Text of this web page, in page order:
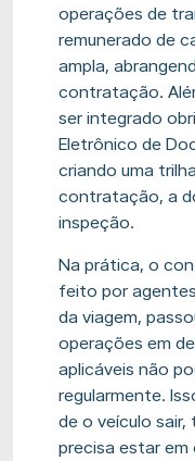
operações de
remunerado de
ampla,
contratação.
ser integrado
Eletrônico de
criando uma
contratação, a
inspeção.
Na prática, o
feito por
da viagem,
operações em
aplicáveis não
regularmente.
de o veículo
precisa estar em